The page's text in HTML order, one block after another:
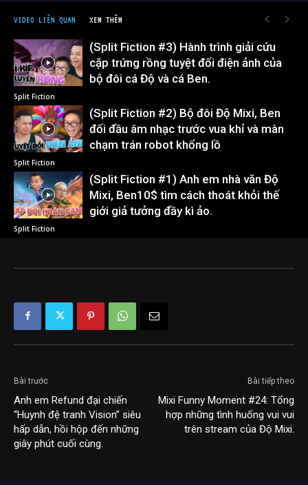
VIDEO LIÊN QUAN XEM THÊM
Split Fiction
(Split Fiction #3) Hành trình giải cứu
cặp trứng rồng tuyệt đối điện ảnh của
bộ đôi cá Độ và cá Ben.
Split Fiction
(Split Fiction #2) Bộ đôi Độ Mixi, Ben
đối đầu âm nhạc trước vua khỉ và màn
chạm trán robot khổng lồ
Split Fiction
(Split Fiction #1) Anh em nhà văn Độ
Mixi, Ben10$ tìm cách thoát khỏi thế
giới giả tưởng đầy kì ảo.
Bài trước
Anh em Refund đại chiến
“Huynh đệ tranh Vision” siêu
hấp dẫn, hồi hộp đến những
giây phút cuối cùng.
Bài tiếp theo
Mixi Funny Moment #24: Tổng
hợp những tình huống vui vui
trên stream của Độ Mixi.